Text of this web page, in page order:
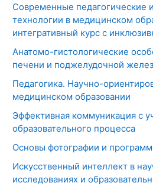
Современные педагогические
технологии в медицинском
интегративный курс с
Анатомо-гистологические
печени и поджелудочной
Педагогика. Научно-
медицинском образовании
Эффективная коммуникация с
образовательного процесса
Основы фотографии и
Искусственный интеллект в
исследованиях и